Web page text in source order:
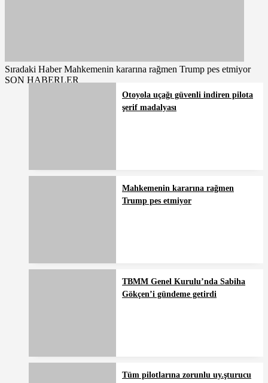
Sıradaki Haber Mahkemenin kararına rağmen Trump pes etmiyor
SON HABERLER
Otoyola uçağı güvenli indiren pilota
şerif madalyası
Mahkemenin kararına rağmen
Trump pes etmiyor
TBMM Genel Kurulu’nda Sabiha
Gökçen’i gündeme getirdi
Tüm pilotlarına zorunlu uy.şturucu